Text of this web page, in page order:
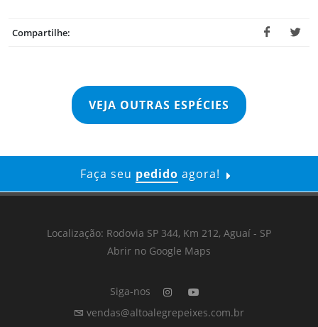
Compartilhe:
VEJA OUTRAS ESPÉCIES
Faça seu pedido agora!
Localização: Rodovia SP 344, Km 212, Aguaí - SP
Abrir no Google Maps
Siga-nos
vendas@altoalegrepeixes.com.br